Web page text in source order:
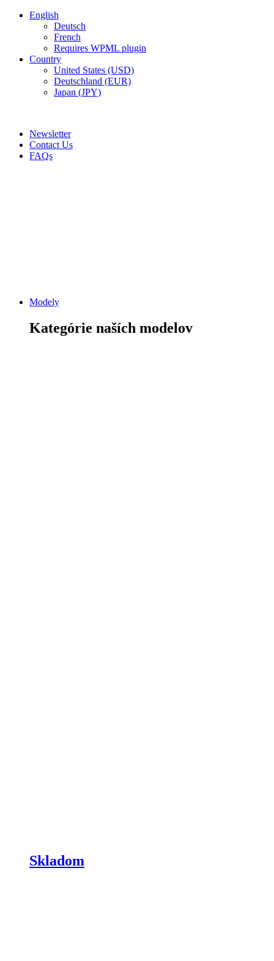
English
Deutsch
French
Requires WPML plugin
Country
United States (USD)
Deutschland (EUR)
Japan (JPY)
Newsletter
Contact Us
FAQs
Modely
Kategórie naších modelov
Skladom